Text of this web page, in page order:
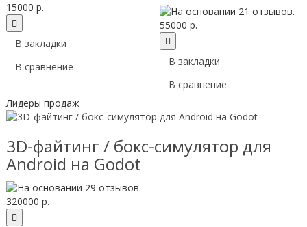
15000 р.
В закладки
В сравнение
55000 р.
В закладки
В сравнение
Лидеры продаж
3D-файтинг / бокс-симулятор для
Android на Godot
320000 р.